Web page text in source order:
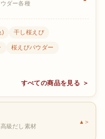
ダー各種
) 干し桜えび
桜えびパウダー
すべての商品を見る ＞
級だし素材
＞